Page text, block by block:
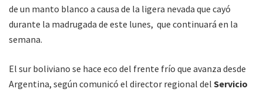
de un manto blanco a causa de la ligera nevada que cayó
durante la madrugada de este lunes, que continuará en la
semana.
El sur boliviano se hace eco del frente frío que avanza desde
Argentina, según comunicó el director regional del Servicio